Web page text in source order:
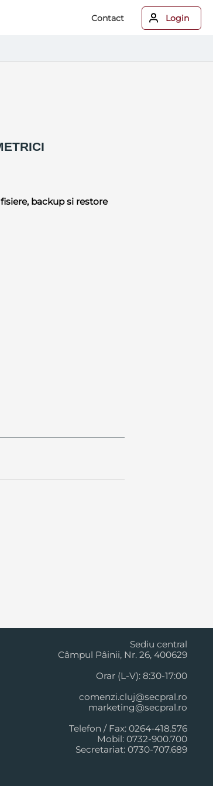
Contact Login
backup si restore
Sediu central
Câmpul Pâinii, Nr. 26, 400629
Orar (L-V): 8:30-17:00
comenzi.cluj@secpral.ro
marketing@secpral.ro
Telefon / Fax: 0264-418.576
Mobil: 0732-900.700
Secretariat: 0730-707.689